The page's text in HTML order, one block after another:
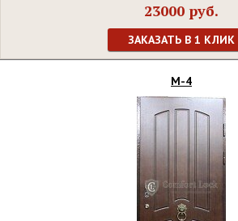
23000 руб.
ЗАКАЗАТЬ В 1 КЛИК
М-4